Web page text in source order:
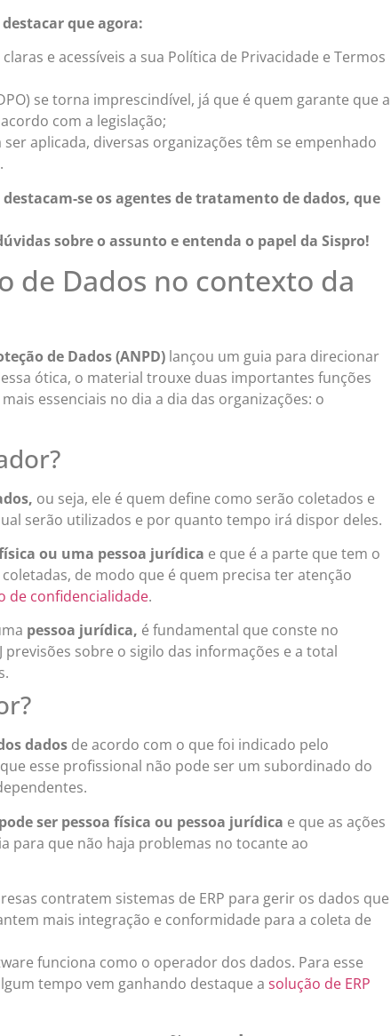
que agora:
e acessíveis a sua Política de Privacidade e Termos
se torna imprescindível, já que é quem garante que a
com a legislação;
aplicada, diversas organizações têm se empenhado
.
se os agentes de tratamento de dados, que
sobre o assunto e entenda o papel da Sispro!
de Dados no contexto da
de Dados (ANPD) lançou um guia para direcionar
ótica, o material trouxe duas importantes funções
essenciais no dia a dia das organizações: o
ou seja, ele é quem define como serão coletados e
serão utilizados e por quanto tempo irá dispor deles.
ou uma pessoa jurídica e que é a parte que tem o
de modo que é quem precisa ter atenção
de confidencialidade.
pessoa jurídica, é fundamental que conste no
sobre o sigilo das informações e a total
dados de acordo com o que foi indicado pelo
esse profissional não pode ser um subordinado do
ser pessoa física ou pessoa jurídica e que as ações
para que não haja problemas no tocante ao
contratem sistemas de ERP para gerir os dados que
mais integração e conformidade para a coleta de
funciona como o operador dos dados. Para esse
tempo vem ganhando destaque a solução de ERP